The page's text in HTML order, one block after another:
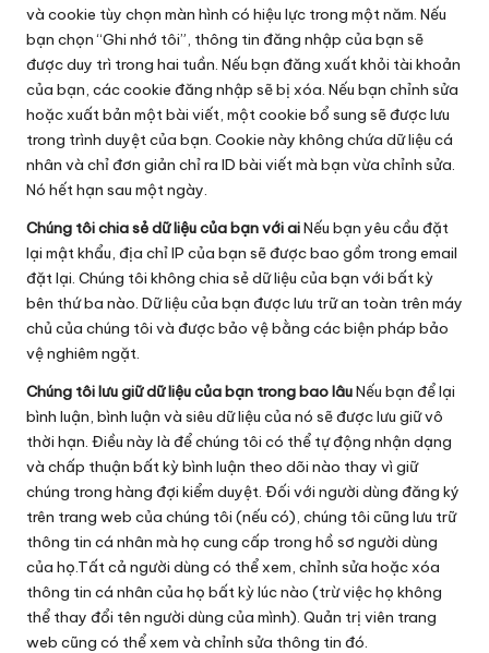
và cookie tùy chọn màn hình có hiệu lực trong một năm. Nếu
bạn chọn “Ghi nhớ tôi”, thông tin đăng nhập của bạn sẽ
được duy trì trong hai tuần. Nếu bạn đăng xuất khỏi tài khoản
của bạn, các cookie đăng nhập sẽ bị xóa. Nếu bạn chỉnh sửa
hoặc xuất bản một bài viết, một cookie bổ sung sẽ được lưu
trong trình duyệt của bạn. Cookie này không chứa dữ liệu cá
nhân và chỉ đơn giản chỉ ra ID bài viết mà bạn vừa chỉnh sửa.
Nó hết hạn sau một ngày.
Chúng tôi chia sẻ dữ liệu của bạn với aiNếu bạn yêu cầu đặt
lại mật khẩu, địa chỉ IP của bạn sẽ được bao gồm trong email
đặt lại. Chúng tôi không chia sẻ dữ liệu của bạn với bất kỳ
bên thứ ba nào. Dữ liệu của bạn được lưu trữ an toàn trên máy
chủ của chúng tôi và được bảo vệ bằng các biện pháp bảo
vệ nghiêm ngặt.
Chúng tôi lưu giữ dữ liệu của bạn trong bao lâuNếu bạn để lại
bình luận, bình luận và siêu dữ liệu của nó sẽ được lưu giữ vô
thời hạn. Điều này là để chúng tôi có thể tự động nhận dạng
và chấp thuận bất kỳ bình luận theo dõi nào thay vì giữ
chúng trong hàng đợi kiểm duyệt. Đối với người dùng đăng ký
trên trang web của chúng tôi (nếu có), chúng tôi cũng lưu trữ
thông tin cá nhân mà họ cung cấp trong hồ sơ người dùng
của họ.Tất cả người dùng có thể xem, chỉnh sửa hoặc xóa
thông tin cá nhân của họ bất kỳ lúc nào (trừ việc họ không
thể thay đổi tên người dùng của mình). Quản trị viên trang
web cũng có thể xem và chỉnh sửa thông tin đó.